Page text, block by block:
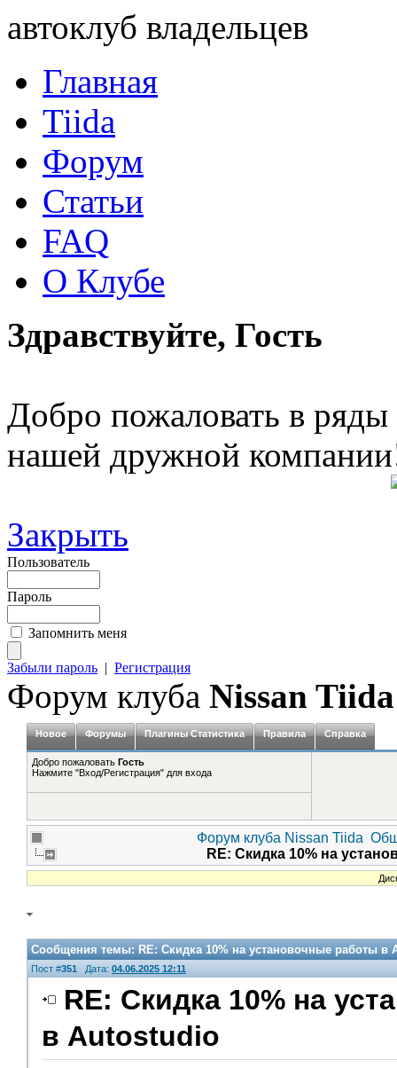
автоклуб владельцев
Главная
Tiida
Форум
Статьи
FAQ
О Клубе
Здравствуйте, Гость
Добро пожаловать в ряды
нашей дружной
Закрыть
Пользователь
Пароль
Запомнить меня
Забыли пароль | Регистрация
Форум клуба Nissan Tiida
Новое Форумы Плагины Статистика Правила Справка
Добро пожаловать Гость
Нажмите "Вход/Регистрация" для входа
Форум клуба Nissan Tiida
RE: Скидка 10% на
Сообщения темы:RE: Скидка 10% на установочные работы в
Пост #351 Дата: 04.06.2025 12:11
RE: Скидка 10% на
в Autostudio